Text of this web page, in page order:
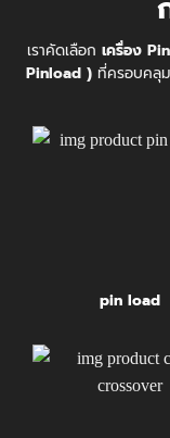
เราคัดเลือก เครื่อง
Pinload )ที่ครอบคลุม
pin load